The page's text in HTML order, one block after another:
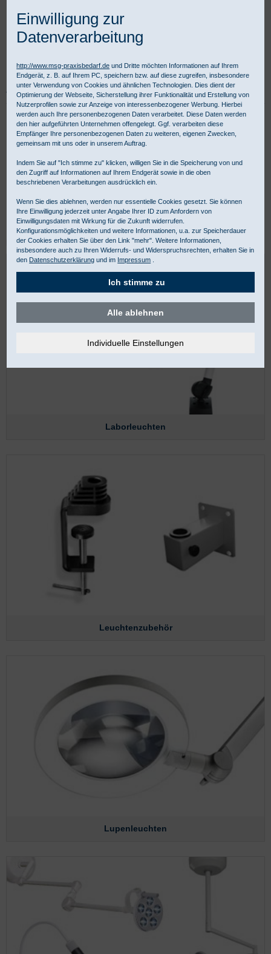
Praxisbedarf Shop Praxisausstattung Medizinische Leuchten
Medizinische Leuchten für Praxis
Labor Klinik
Medizinische LED Leuchten samt Zubehör sind für Ärzte in Praxis,
Untersuchungen und Behandlungen. Für gewerbliche Kunden ist
Kauf auf Rechnung möglich.
Medizinleuchten & günstiges Zubehör - Kategorieübersicht:
Laborleuchten
Leuchtenzubehör
Lupenleuchten
Einwilligung zur
Datenverarbeitung
http://www.msg-praxisbedarf.de und Dritte möchten Informationen auf Ihrem
Endgerät, z. B. auf Ihrem PC, speichern bzw. auf diese zugreifen, insbesondere
unter Verwendung von Cookies und ähnlichen Technologien. Dies dient der
Optimierung der Webseite, Sicherstellung ihrer Funktionalität und Erstellung von
Nutzerprofilen sowie zur Anzeige von interessenbezogener Werbung. Hierbei
werden auch Ihre personenbezogenen Daten verarbeitet. Diese Daten werden
den hier aufgeführten Unternehmen offengelegt. Ggf. verarbeiten diese
Empfänger Ihre personenbezogenen Daten zu weiteren, eigenen Zwecken,
gemeinsam mit uns oder in unserem Auftrag.
Indem Sie auf "Ich stimme zu" klicken, willigen Sie in die Speicherung von und
den Zugriff auf Informationen auf Ihrem Endgerät sowie in die oben
beschriebenen Verarbeitungen ausdrücklich ein.
Wenn Sie dies ablehnen, werden nur essentielle Cookies gesetzt. Sie können
Ihre Einwilligung jederzeit unter Angabe Ihrer ID zum Anfordern von
Einwilligungsdaten mit Wirkung für die Zukunft widerrufen.
Konfigurationsmöglichkeiten und weitere Informationen, u.a. zur Speicherdauer
der Cookies erhalten Sie über den Link "mehr". Weitere Informationen,
insbesondere auch zu Ihren Widerrufs- und Widerspruchsrechten, erhalten Sie in
den Datenschutzerklärung und im Impressum
Ich stimme zu
Alle ablehnen